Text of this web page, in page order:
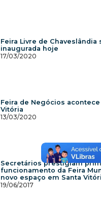
Feira Livre de Chaveslândia
inaugurada hoje
17/03/2020
Feira de Negócios
Vitória
13/03/2020
Secretários prestigiam
funcionamento da Feira
novo espaço em Santa
19/06/2017